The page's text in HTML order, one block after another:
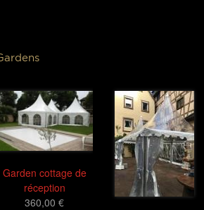
Garden cottage de
réception
360,00 €